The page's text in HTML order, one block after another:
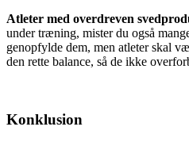
Atleter med overdreven
under træning, mister du også
genopfylde dem, men atleter skal
den rette balance, så de ikke
Konklusion